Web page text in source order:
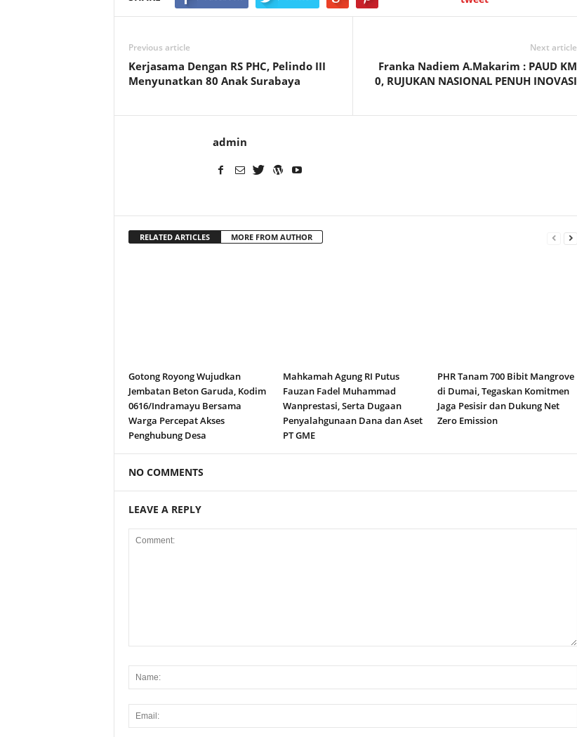
Previous article
Kerjasama Dengan RS PHC, Pelindo III
Menyunatkan 80 Anak Surabaya
Next article
Franka Nadiem A.Makarim : PAUD KM
0, RUJUKAN NASIONAL PENUH INOVASI
admin
RELATED ARTICLES MORE FROM AUTHOR
Gotong Royong Wujudkan
Jembatan Beton Garuda, Kodim
0616/Indramayu Bersama
Warga Percepat Akses
Penghubung Desa
Mahkamah Agung RI Putus
Fauzan Fadel Muhammad
Wanprestasi, Serta Dugaan
Penyalahgunaan Dana dan Aset
PT GME
PHR Tanam 700 Bibit Mangrove
di Dumai, Tegaskan Komitmen
Jaga Pesisir dan Dukung Net
Zero Emission
NO COMMENTS
LEAVE A REPLY